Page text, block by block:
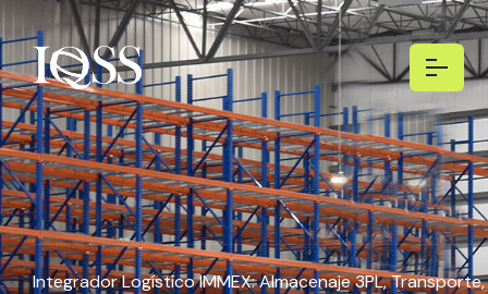
Integrador Logístico IMMEX: Almacenaje 3PL, Transporte,